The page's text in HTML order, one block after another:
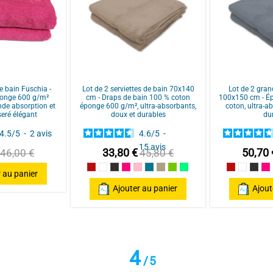
Voir tous les avis sur ce site
bain Fuschia -
600 g/m²
absorption et
élégant
4.5/5 - 2 avis
46,00 €
au panier
Lot de 2 serviettes de bain 70x140
cm - Draps de bain 100 % coton
éponge 600 g/m², ultra-absorbants,
doux et durables
4.6/5 -
15avis
33,80 €45,80 €
Rouge / Red
Blanc/White
Gris Anthracite / Dark grey
Framboise / Fuschia
Rose poudré / Light pink
Bleu Canard
Taupevert Sauge
Vert printemps
Ajouter au panier
Lot de 2
100x150 cm -
coton, ultra-
50,70
Rouge /
Blanc/
Gris
4/5